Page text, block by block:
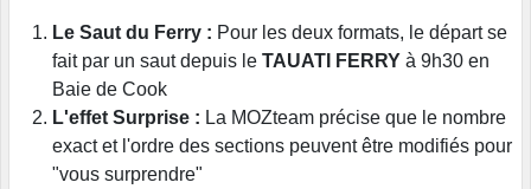
Le Saut du Ferry : Pour les deux formats, le départ se
fait par un saut depuis le TAUATI FERRY à 9h30 en
Baie de Cook
L'effet Surprise : La MOZteam précise que le nombre
exact et l'ordre des sections peuvent être modifiés pour
"vous surprendre"